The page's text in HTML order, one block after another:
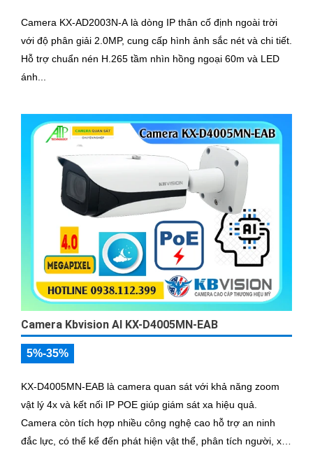
Camera KX-AD2003N-A là dòng IP thân cố định ngoài trời
với độ phân giải 2.0MP, cung cấp hình ảnh sắc nét và chi tiết.
Hỗ trợ chuẩn nén H.265 tầm nhìn hồng ngoại 60m và LED
ánh...
Camera Kbvision AI KX-D4005MN-EAB
5%-35%
KX-D4005MN-EAB là camera quan sát với khả năng zoom
vật lý 4x và kết nối IP POE giúp giám sát xa hiệu quả.
Camera còn tích hợp nhiều công nghệ cao hỗ trợ an ninh
đắc lực, có thể kể đến phát hiện vật thể, phân tích người, xe,